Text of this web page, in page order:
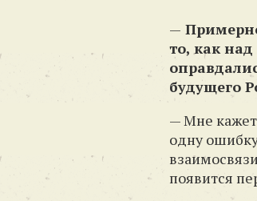
—
то, как
будущего
— Мне
одну
появится